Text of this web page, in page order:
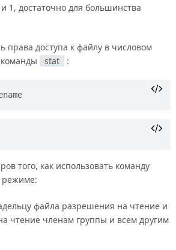
1, достаточно для большинства
права доступа к файлу в числовом
stat :
filename
того, как использовать команду
режиме:
файла разрешения на чтение и
чтение членам группы и всем другим